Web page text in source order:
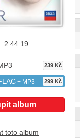
2:44:19
239 Kč
+ MP3 299 Kč
album
toto album